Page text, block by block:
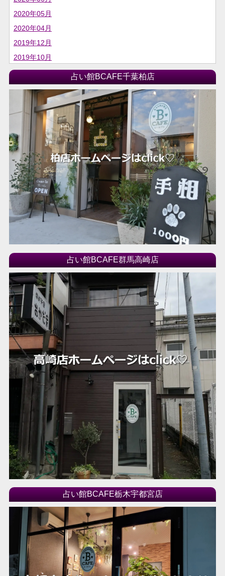
2020年05月
2020年04月
2019年12月
2019年10月
2019年06月
2019年04月
2019年03月
2018年04月
2018年03月
2018年02月
2018年01月
2017年12月
2017年11月
2017年10月
2017年09月
2017年08月
2017年07月
2017年05月
2017年04月
2017年03月
2017年02月
2017年01月
2016年12月
2016年11月
2016年10月
2016年09月
2016年08月
2016年07月
2016年06月
2016年04月
2016年03月
2016年02月
2015年12月
2015年11月
2015年10月
2015年09月
2015年08月
占い館BCAFE千葉柏店
占い館BCAFE群馬高崎店
占い館BCAFE栃木宇都宮店